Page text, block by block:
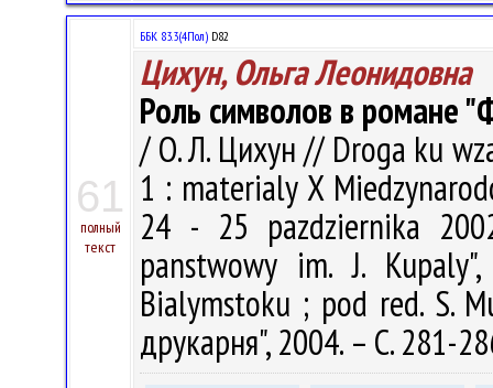
61
полный
текст
ББК 83.3(4Пол) D82
Цихун, Ольга Леонидовна
Роль символов в романе
/ О. Л. Цихун // Droga ku
1 : materialy X
24 - 25 pazdziernika
panstwowy im. J.
Bialymstoku ; pod red. S.
друкарня", 2004. – С. 281-